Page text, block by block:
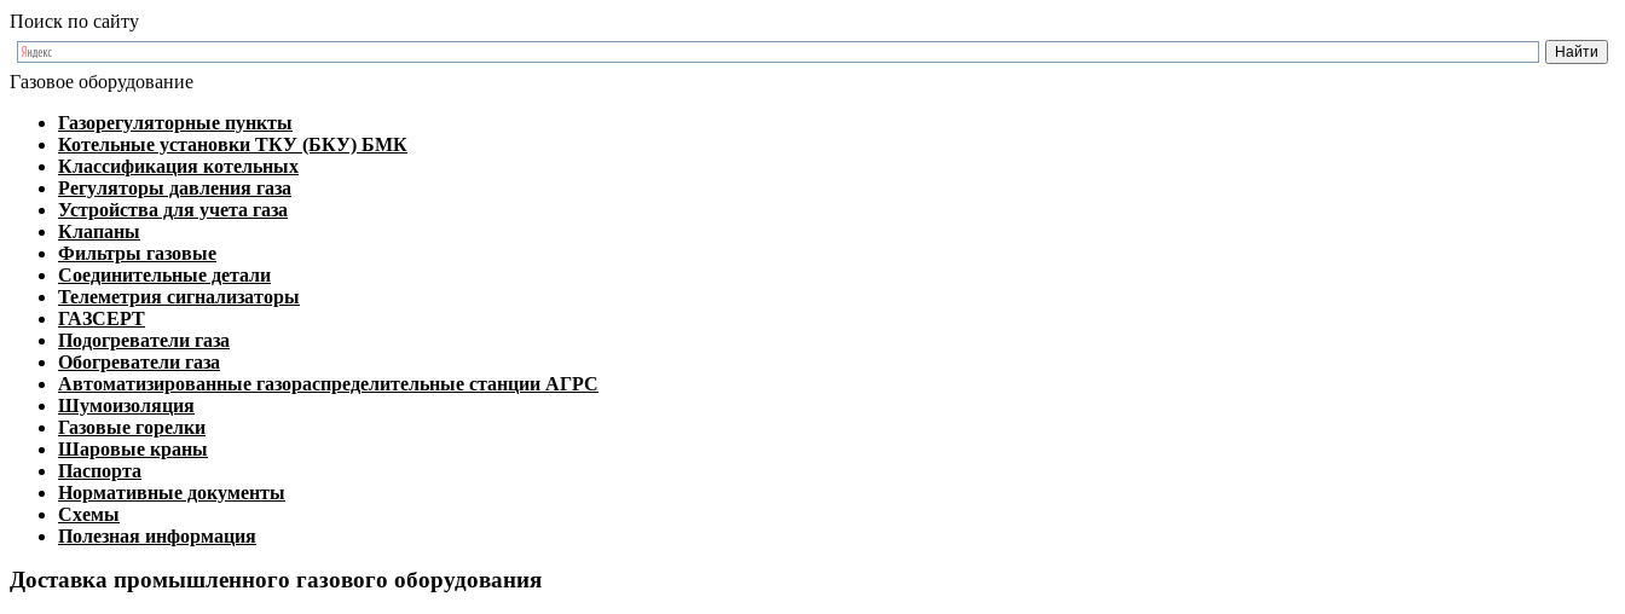
Поиск по сайту
Газовое оборудование
Газорегуляторные пункты
Котельные установки ТКУ (БКУ) БМК
Классификация котельных
Регуляторы давления газа
Устройства для учета газа
Клапаны
Фильтры газовые
Соединительные детали
Телеметрия сигнализаторы
ГАЗСЕРТ
Подогреватели газа
Обогреватели газа
Автоматизированные газораспределительные станции АГРС
Шумоизоляция
Газовые горелки
Шаровые краны
Паспорта
Нормативные документы
Схемы
Полезная информация
Доставка промышленного газового оборудования